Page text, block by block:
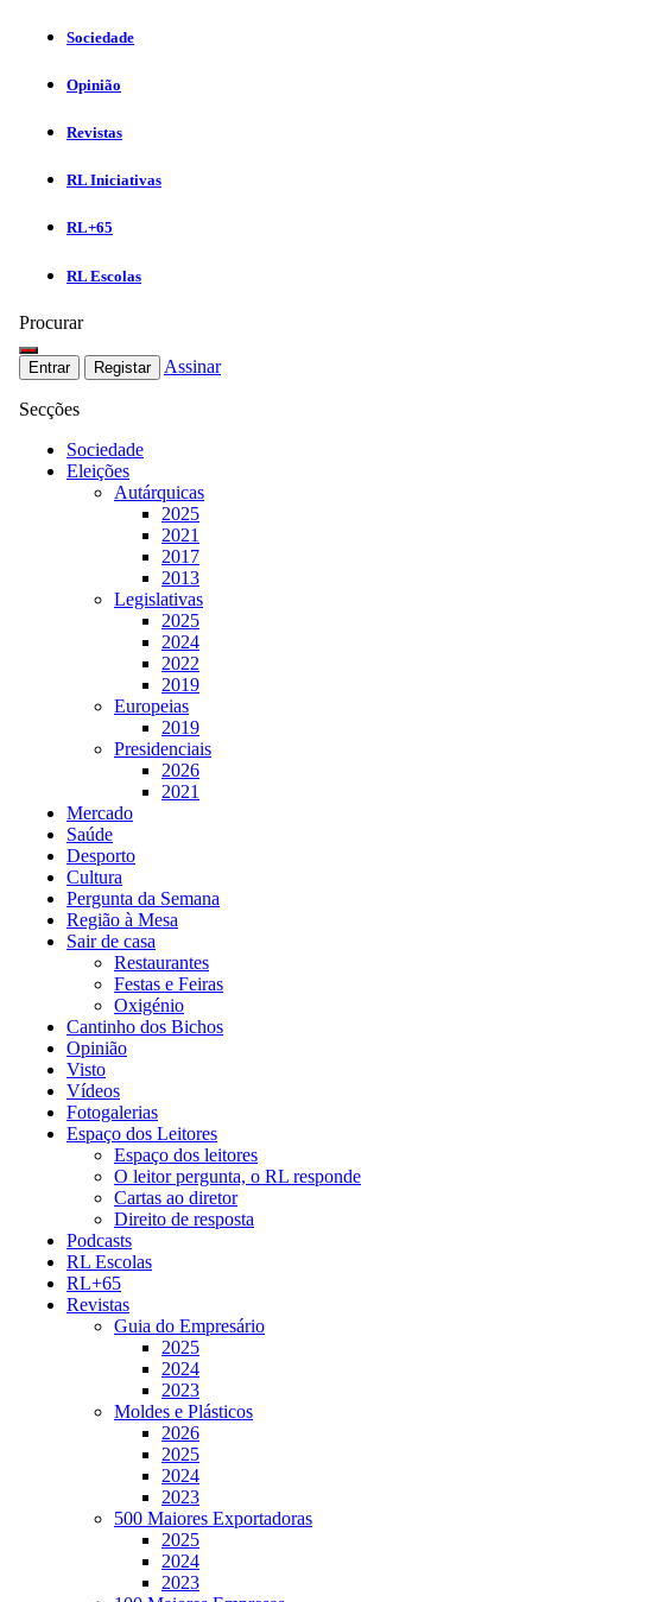
Sociedade
Opinião
Revistas
RL Iniciativas
RL+65
RL Escolas
Procurar
Entrar Registar Assinar
Secções
Sociedade
Eleições
Autárquicas
2025
2021
2017
2013
Legislativas
2025
2024
2022
2019
Europeias
2019
Presidenciais
2026
2021
Mercado
Saúde
Desporto
Cultura
Pergunta da Semana
Região à Mesa
Sair de casa
Restaurantes
Festas e Feiras
Oxigénio
Cantinho dos Bichos
Opinião
Visto
Vídeos
Fotogalerias
Espaço dos Leitores
Espaço dos leitores
O leitor pergunta, o RL responde
Cartas ao diretor
Direito de resposta
Podcasts
RL Escolas
RL+65
Revistas
Guia do Empresário
2025
2024
2023
Moldes e Plásticos
2026
2025
2024
2023
500 Maiores Exportadoras
2025
2024
2023